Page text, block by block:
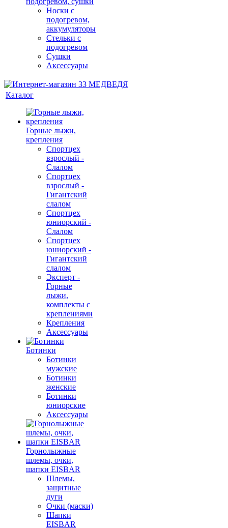
Носки с
подогревом,
аккумуляторы
Стельки с
подогревом
Сушки
Аксессуары
Каталог
Горные лыжи,
крепления
Спортцех
взрослый -
Слалом
Спортцех
взрослый -
Гигантский
слалом
Спортцех
юниорский -
Слалом
Спортцех
юниорский -
Гигантский
слалом
Эксперт -
Горные
лыжи,
комплекты с
креплениями
Крепления
Аксессуары
Ботинки
Ботинки
мужские
Ботинки
женские
Ботинки
юниорские
Аксессуары
Горнолыжные
шлемы, очки,
шапки EISBAR
Шлемы,
защитные
дуги
Очки (маски)
Шапки
EISBAR